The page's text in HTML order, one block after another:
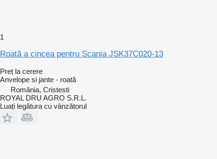
1
Roată a cincea pentru Scania JSK37C020-13
Preț la cerere
Anvelope si jante - roată
România, Cristesti
ROYAL DRU AGRO S.R.L.
Luați legătura cu vânzătorul